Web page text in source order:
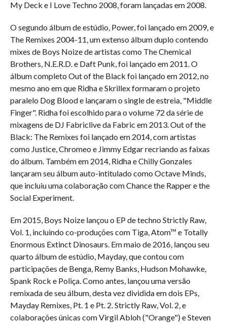
My Deck e I Love Techno 2008, foram lançadas em 2008.
O segundo álbum de estúdio, Power, foi lançado em 2009, e
The Remixes 2004-11, um extenso álbum duplo contendo
mixes de Boys Noize de artistas como The Chemical
Brothers, N.E.R.D. e Daft Punk, foi lançado em 2011. O
álbum completo Out of the Black foi lançado em 2012, no
mesmo ano em que Ridha e Skrillex formaram o projeto
paralelo Dog Blood e lançaram o single de estreia, "Middle
Finger". Ridha foi escolhido para o volume 72 da série de
mixagens de DJ Fabriclive da Fabric em 2013. Out of the
Black: The Remixes foi lançado em 2014, com artistas
como Justice, Chromeo e Jimmy Edgar recriando as faixas
do álbum. Também em 2014, Ridha e Chilly Gonzales
lançaram seu álbum auto-intitulado como Octave Minds,
que incluiu uma colaboração com Chance the Rapper e the
Social Experiment.
Em 2015, Boys Noize lançou o EP de techno Strictly Raw,
Vol. 1, incluindo co-produções com Tiga, Atom™ e Totally
Enormous Extinct Dinosaurs. Em maio de 2016, lançou seu
quarto álbum de estúdio, Mayday, que contou com
participações de Benga, Remy Banks, Hudson Mohawke,
Spank Rock e Poliça. Como antes, lançou uma versão
remixada de seu álbum, desta vez dividida em dois EPs,
Mayday Remixes, Pt. 1 e Pt. 2. Strictly Raw, Vol. 2, e
colaborações únicas com Virgil Abloh ("Orange") e Steven